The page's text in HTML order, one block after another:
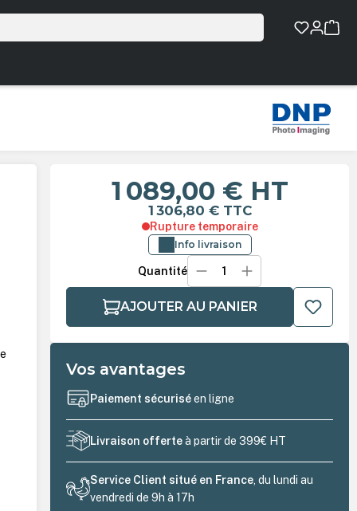
1 089,00 € HT
1 306,80 € TTC
Rupture temporaire
Info livraison
Quantité
AJOUTER AU PANIER
Vos avantages
Paiement sécuriséen ligne
Livraison offerteà partir de 399€ HT
Service Client situé en France , du lundi au
vendredi de 9h à 17h